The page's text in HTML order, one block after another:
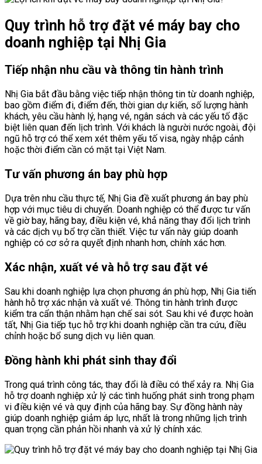
Quy trình hỗ trợ đặt vé máy bay cho
doanh nghiệp tại Nhị Gia
Tiếp nhận nhu cầu và thông tin hành trình
Nhị Gia bắt đầu bằng việc tiếp nhận thông tin từ doanh nghiệp,
bao gồm điểm đi, điểm đến, thời gian dự kiến, số lượng hành
khách, yêu cầu hành lý, hạng vé, ngân sách và các yếu tố đặc
biệt liên quan đến lịch trình. Với khách là người nước ngoài, đội
ngũ hỗ trợ có thể xem xét thêm yếu tố visa, ngày nhập cảnh
hoặc thời điểm cần có mặt tại Việt Nam.
Tư vấn phương án bay phù hợp
Dựa trên nhu cầu thực tế, Nhị Gia đề xuất phương án bay phù
hợp với mục tiêu di chuyển. Doanh nghiệp có thể được tư vấn
về giờ bay, hãng bay, điều kiện vé, khả năng thay đổi lịch trình
và các dịch vụ bổ trợ cần thiết. Việc tư vấn này giúp doanh
nghiệp có cơ sở ra quyết định nhanh hơn, chính xác hơn.
Xác nhận, xuất vé và hỗ trợ sau đặt vé
Sau khi doanh nghiệp lựa chọn phương án phù hợp, Nhị Gia tiến
hành hỗ trợ xác nhận và xuất vé. Thông tin hành trình được
kiểm tra cẩn thận nhằm hạn chế sai sót. Sau khi vé được hoàn
tất, Nhị Gia tiếp tục hỗ trợ khi doanh nghiệp cần tra cứu, điều
chỉnh hoặc bổ sung dịch vụ liên quan.
Đồng hành khi phát sinh thay đổi
Trong quá trình công tác, thay đổi là điều có thể xảy ra. Nhị Gia
hỗ trợ doanh nghiệp xử lý các tình huống phát sinh trong phạm
vi điều kiện vé và quy định của hãng bay. Sự đồng hành này
giúp doanh nghiệp giảm áp lực, nhất là trong những lịch trình
quan trọng cần phản hồi nhanh và xử lý chính xác.